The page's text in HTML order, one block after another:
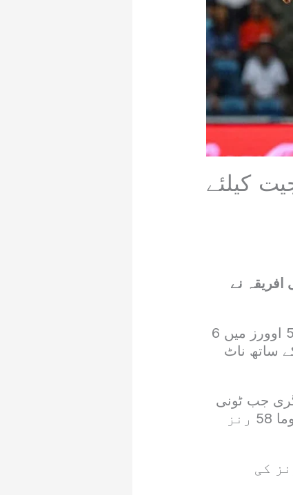
کیلئے
نے
نیشنل اسٹیڈیم کراچی میں کھیلے جارہے میچ میں جنوبی افریقا نے مقررہ 50 اوورز میں 6
ایڈن مارکرم 52 اور ویان ملڈر 12 رنز کے ساتھ ناٹ
اسکور پر گری جب ٹونی
ڈی زورزی 11 رنز بناکر پویلین لوٹ گئے، 157 کے مجموعی اسکور پر ٹمبا باوُوما 58 رنز
آؤٹ ہونے والی کھلاڑی ریان ریکیلٹن تھے جو 103 رنز کی